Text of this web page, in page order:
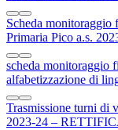
Scheda
Primaria Pico a.s.
scheda monitoraggio
alfabetizzazione di
Trasmissione turni di
2023-24 –